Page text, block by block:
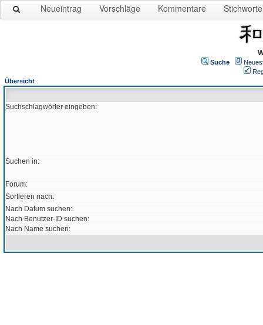
Neueintrag Vorschläge Kommentare Stichworte
Suche
Übersicht
Suchschlagwörter eingeben:
Suchen in:
Forum:
Sortieren nach:
Nach Datum suchen:
Nach Benutzer-ID suchen:
Nach Name suchen: